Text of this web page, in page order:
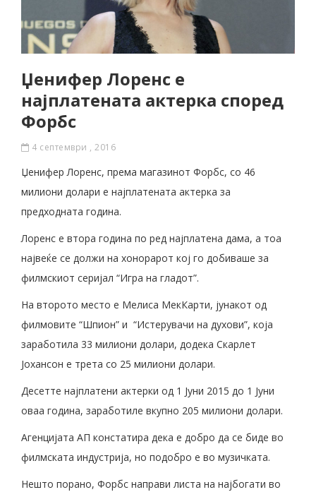
Џенифер Лоренс е
најплатената актерка според
Форбс
4 септември , 2016
Џенифер Лоренс, према магазинот Форбс, со 46
милиони долари е најплатената актерка за
предходната година.
Лоренс е втора година по ред најплатена дама, а тоа
највеќе се должи на хонорарот кој го добиваше за
филмскиот серијал “Игра на гладот”.
На второто место е Мелиса МекКарти, јунакот од
филмовите “Шпион” и “Истерувачи на духови”, која
заработила 33 милиони долари, додека Скарлет
Јохансон е трета со 25 милиони долари.
Десетте најплатени актерки од 1 Јуни 2015 до 1 Јуни
оваа година, заработиле вкупно 205 милиони долари.
Агенцијата АП констатира дека е добро да се биде во
филмската индустрија, но подобро е во музичката.
Нешто порано, Форбс направи листа на најбогати во